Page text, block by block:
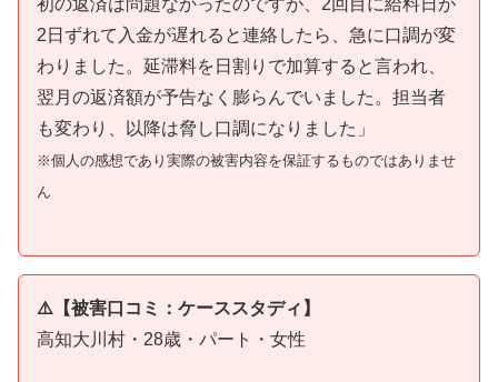
2日ずれて入金が遅れると連絡したら、急に口調が変
わりました。延滞料を日割りで加算すると言われ、
翌月の返済額が予告なく膨らんでいました。担当者
も変わり、以降は脅し口調になりました」
※個人の感想であり実際の被害内容を保証するものではありませ
ん
⚠️【被害口コミ：ケーススタディ】
高知大川村・28歳・パート・女性